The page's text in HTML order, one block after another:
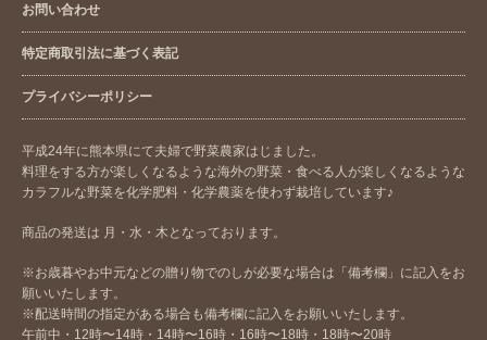
お問い合わせ
特定商取引法に基づく表記
プライバシーポリシー
平成24年に熊本県にて夫婦で野菜農家はじました。
料理をする方が楽しくなるような海外の野菜・食べる人が楽しくなるような
カラフルな野菜を化学肥料・化学農薬を使わず栽培しています♪
商品の発送は 月・水・木となっております。
※お歳暮やお中元などの贈り物でのしが必要な場合は「備考欄」に記入をお
願いいたします。
※配送時間の指定がある場合も備考欄に記入をお願いいたします。
午前中・12時〜14時・14時〜16時・16時〜18時・18時〜20時